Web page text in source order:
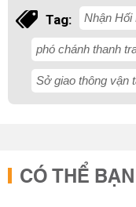
Tag: Nhận Hối
phó chánh thanh
Sở giao thông vận
CÓ THỂ